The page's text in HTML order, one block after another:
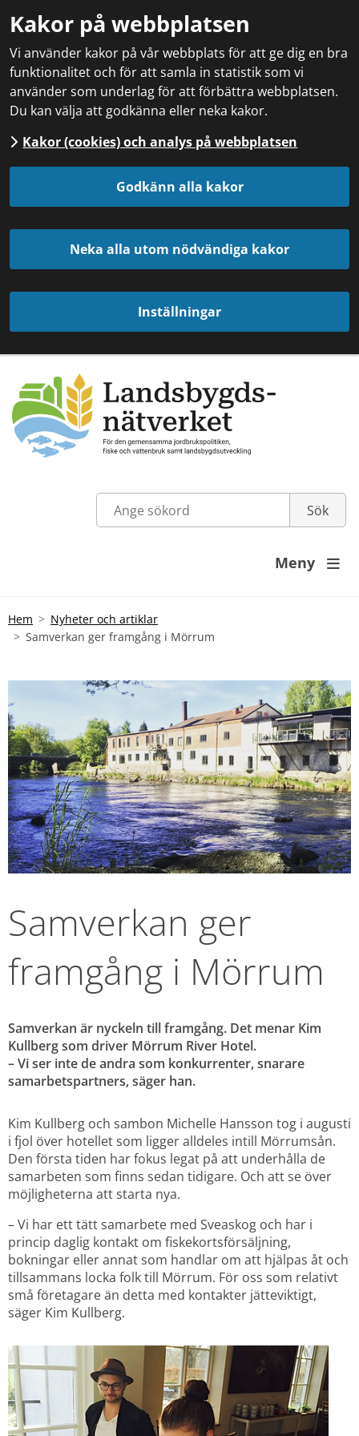
Kakor på webbplatsen
Vi använder kakor på vår webbplats för att ge dig en bra
funktionalitet och för att samla in statistik som vi
använder som underlag för att förbättra webbplatsen.
Du kan välja att godkänna eller neka kakor.
Kakor (cookies) och analys på webbplatsen
Godkänn alla kakor
Neka alla utom nödvändiga kakor
Inställningar
Meny 
Hem
Nyheter och artiklar
Samverkan ger framgång i Mörrum
Samverkan ger
framgång i Mörrum
Samverkan är nyckeln till framgång. Det menar Kim
Kullberg som driver Mörrum River Hotel.
– Vi ser inte de andra som konkurrenter, snarare
samarbetspartners, säger han.
Kim Kullberg och sambon Michelle Hansson tog i augusti
i fjol över hotellet som ligger alldeles intill Mörrumsån.
Den första tiden har fokus legat på att underhålla de
samarbeten som finns sedan tidigare. Och att se över
möjligheterna att starta nya.
– Vi har ett tätt samarbete med Sveaskog och har i
princip daglig kontakt om fiskekortsförsäljning,
bokningar eller annat som handlar om att hjälpas åt och
tillsammans locka folk till Mörrum. För oss som relativt
små företagare än detta med kontakter jätteviktigt,
säger Kim Kullberg.